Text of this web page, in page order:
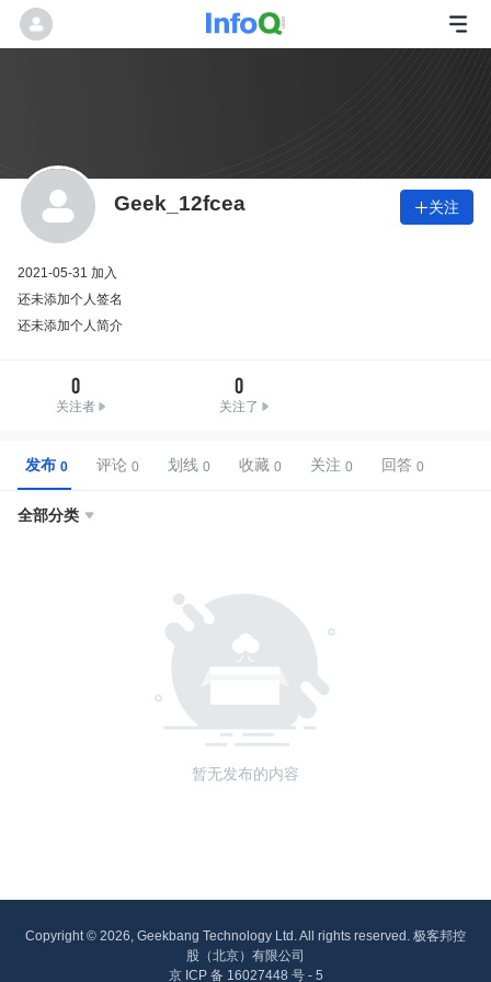
Geek_12fcea 关注
2021-05-31 加入
还未添加个人签名
还未添加个人简介
0
关注者
0
关注了
发布 评论 划线 收藏 关注 回答
全部分类 
暂无发布的内容
Copyright © 2026, Geekbang Technology Ltd. All rights reserved. 极客邦控
股（北京）有限公司
京 ICP 备 16027448 号 - 5